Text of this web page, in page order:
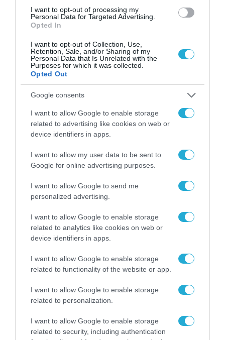
I want to opt-out of processing my
Personal Data for Targeted Advertising.
Opted In
I want to opt-out of Collection, Use,
Retention, Sale, and/or Sharing of my
Personal Data that Is Unrelated with the
Purposes for which it was collected.
Opted Out
Google consents
I want to allow Google to enable storage
related to advertising like cookies on web or
device identifiers in apps.
I want to allow my user data to be sent to
Google for online advertising purposes.
I want to allow Google to send me
personalized advertising.
I want to allow Google to enable storage
related to analytics like cookies on web or
device identifiers in apps.
I want to allow Google to enable storage
related to functionality of the website or app.
I want to allow Google to enable storage
related to personalization.
I want to allow Google to enable storage
related to security, including authentication
διοργάνωση.
Συμμετοχή ρεκόρ στο «Rebrain Greece» στο
Λονδίνο – Ενδιαφέρον για επιστροφή στην
Ελλάδα από 3.000 συμμετέχοντες
REBRAIN GREECE Ε.Β.Ε.Π.